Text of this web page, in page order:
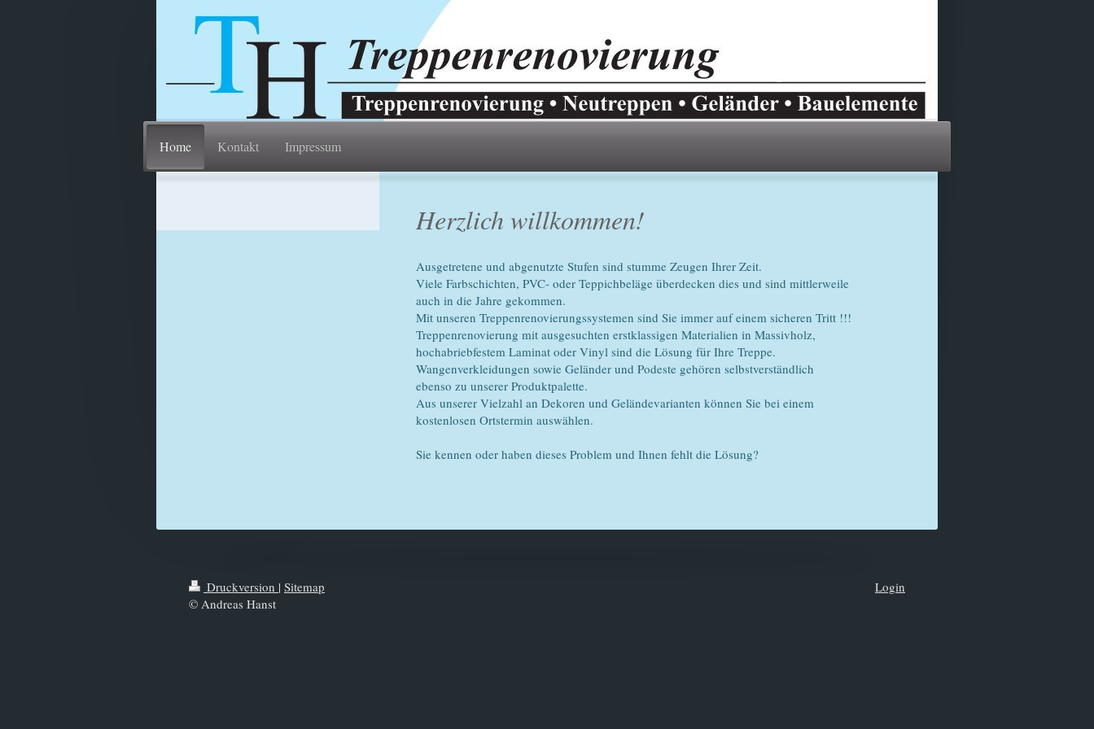
Home Kontakt Impressum
Herzlich willkommen!
Ausgetretene und abgenutzte Stufen sind stumme Zeugen Ihrer Zeit.
Viele Farbschichten, PVC- oder Teppichbeläge überdecken dies und sind mittlerweile
auch in die Jahre gekommen.
Mit unseren Treppenrenovierungssystemen sind Sie immer auf einem sicheren Tritt !!!
Treppenrenovierung mit ausgesuchten erstklassigen Materialien in Massivholz,
hochabriebfestem Laminat oder Vinyl sind die Lösung für Ihre Treppe.
Wangenverkleidungen sowie Geländer und Podeste gehören selbstverständlich
ebenso zu unserer Produktpalette.
Aus unserer Vielzahl an Dekoren und Geländevarianten können Sie bei einem
kostenlosen Ortstermin auswählen.
Sie kennen oder haben dieses Problem und Ihnen fehlt die Lösung?
Druckversion | Sitemap
© Andreas Hanst
Login